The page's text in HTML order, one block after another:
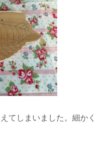
てしまいました。細かく